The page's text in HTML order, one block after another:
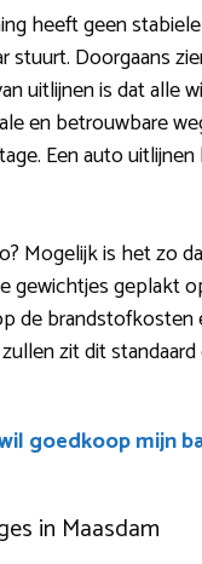
heeft geen
stuurt. Doorgaans
uitlijnen is dat alle
en betrouwbare
Een auto
Mogelijk is het zo
gewichtjes geplakt
de
zit dit standaard
goedkoop mijn
in Maasdam